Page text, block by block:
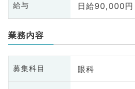
給与 日給90,000円
業務内容
募集科目 眼科